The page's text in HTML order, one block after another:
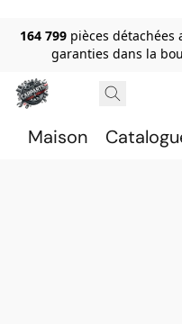
164 799 pièces détachées
garanties dans la
Maison